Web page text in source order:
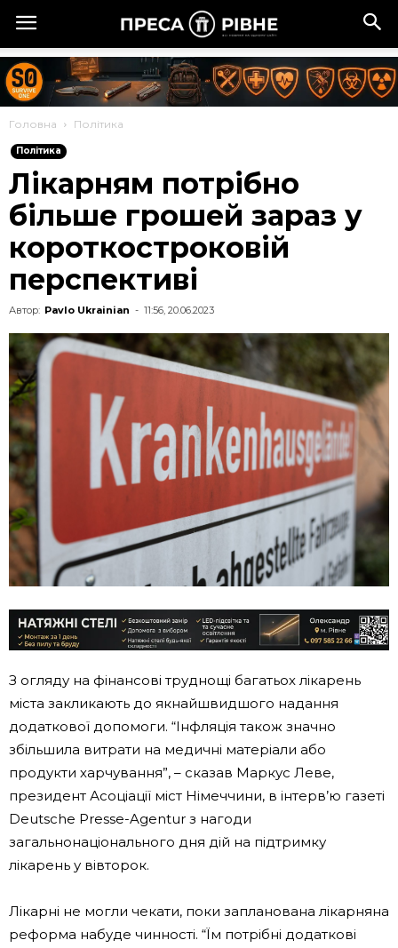
Головна Політика
Політика
Лікарням потрібно
більше грошей зараз у
короткостроковій
перспективі
Автор: Pavlo Ukrainian - 11:56, 20.06.2023
З огляду на фінансові труднощі багатьох лікарень
міста закликають до якнайшвидшого надання
додаткової допомоги. “Інфляція також значно
збільшила витрати на медичні матеріали або
продукти харчування”, – сказав Маркус Леве,
президент Асоціації міст Німеччини, в інтерв’ю газеті
Deutsche Presse-Agentur з нагоди
загальнонаціонального дня дій на підтримку
лікарень у вівторок.
Лікарні не могли чекати, поки запланована лікарняна
реформа набуде чинності. “Їм потрібні додаткові